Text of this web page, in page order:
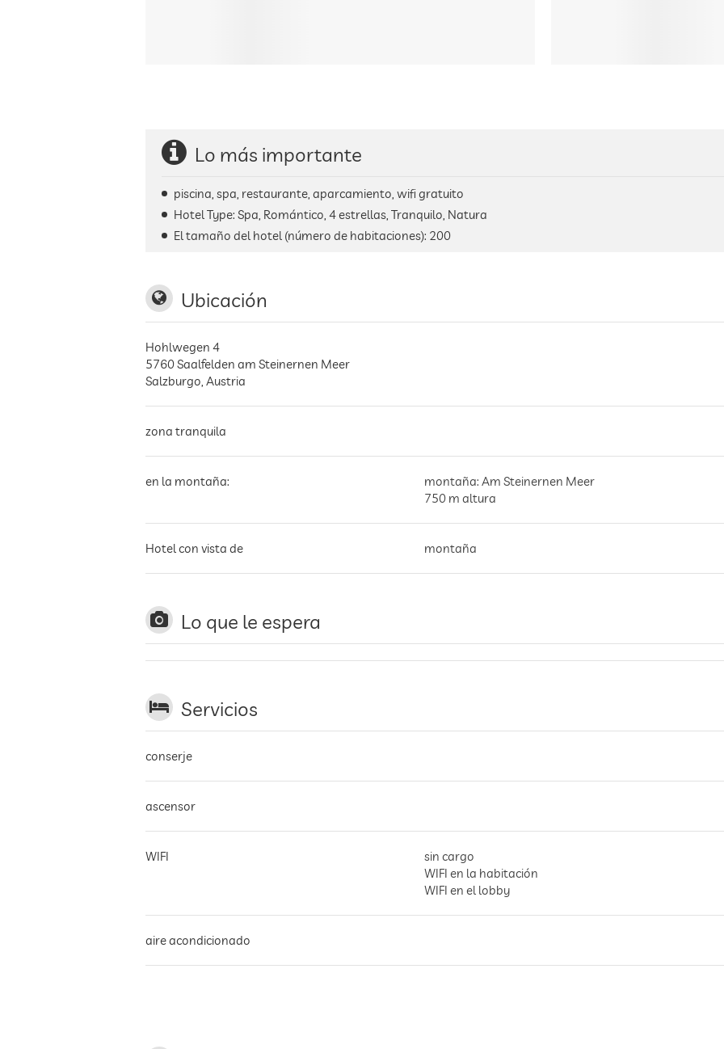
Lo más importante
piscina, spa, restaurante, aparcamiento, wifi gratuito
Hotel Type: Spa, Romántico, 4 estrellas, Tranquilo, Natura
El tamaño del hotel (número de habitaciones): 200
Ubicación
Hohlwegen 4
5760Saalfelden am Steinernen Meer
Salzburgo, Austria
zona tranquila
en la montaña:
montaña: Am Steinernen Meer
750 m altura
Hotel con vista de montaña
Lo que le espera
Servicios
conserje
ascensor
WIFI
sin cargo
WIFI en la habitación
WIFI en el lobby
aire acondicionado